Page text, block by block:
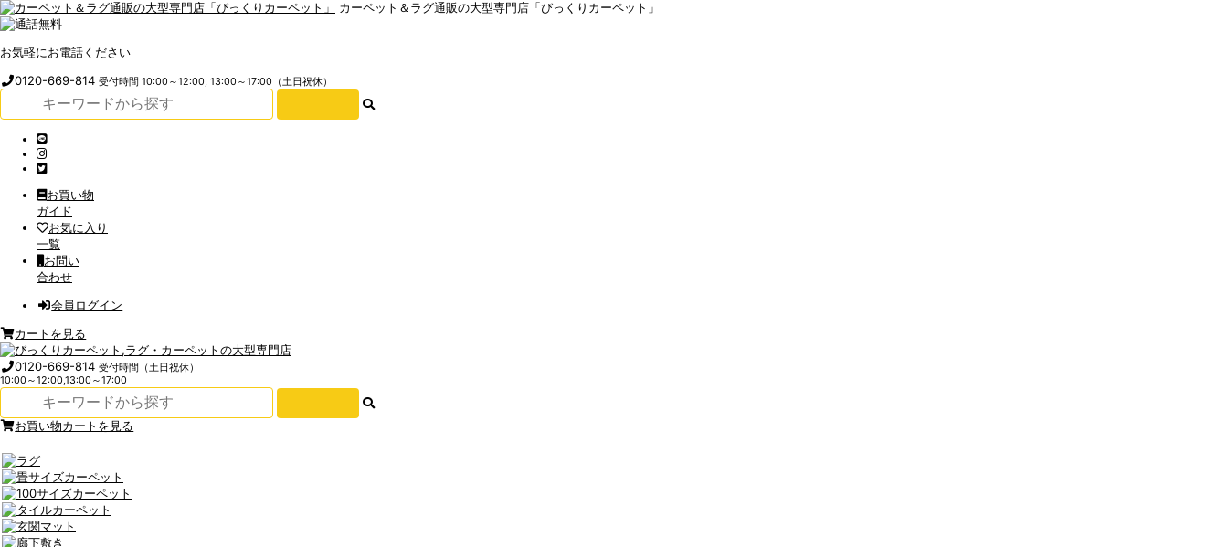
カーペット＆ラグ通販の大型専門店「びっくりカーペット」
お気軽にお電話ください
0120-669-814受付時間 10:00～12:00, 13:00～17:00（土日祝休）
お買い物
ガイド
お気に入り
一覧
お問い
合わせ
会員ログイン
カートを見る
0120-669-814受付時間（土日祝休）
10:00～12:00,13:00～17:00
お買い物カートを見る